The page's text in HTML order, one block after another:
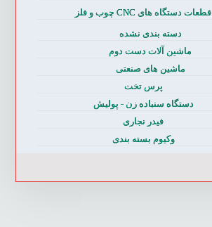
قطعات دستگاه های CNC چوب و فلز
دسته بندی نشده
ماشین آلات دست دوم
ماشین های صنعتی
پرس تخت
دستگاه سنباده زن - پولیش
فیدر نجاری
وکیوم بسته بندی